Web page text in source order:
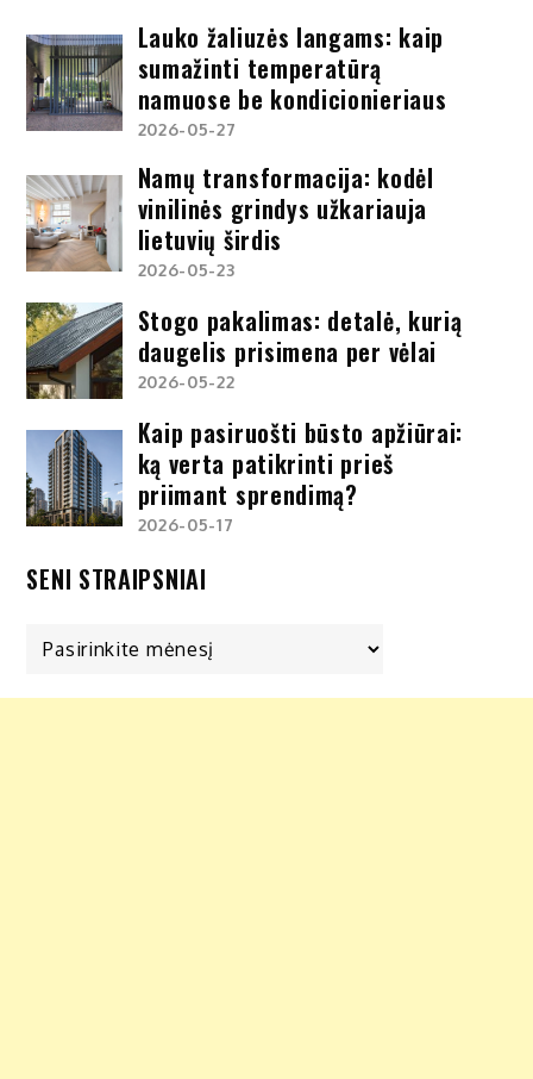
Lauko žaliuzės langams: kaip
sumažinti temperatūrą
namuose be kondicionieriaus
2026-05-27
Namų transformacija: kodėl
vinilinės grindys užkariauja
lietuvių širdis
2026-05-23
Stogo pakalimas: detalė, kurią
daugelis prisimena per vėlai
2026-05-22
Kaip pasiruošti būsto apžiūrai:
ką verta patikrinti prieš
priimant sprendimą?
2026-05-17
SENI STRAIPSNIAI